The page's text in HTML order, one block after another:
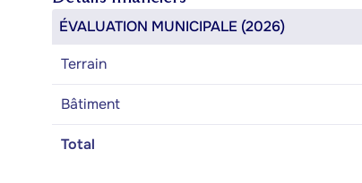
ÉVALUATION MUNICIPALE (2026)
Terrain
Bâtiment
Total